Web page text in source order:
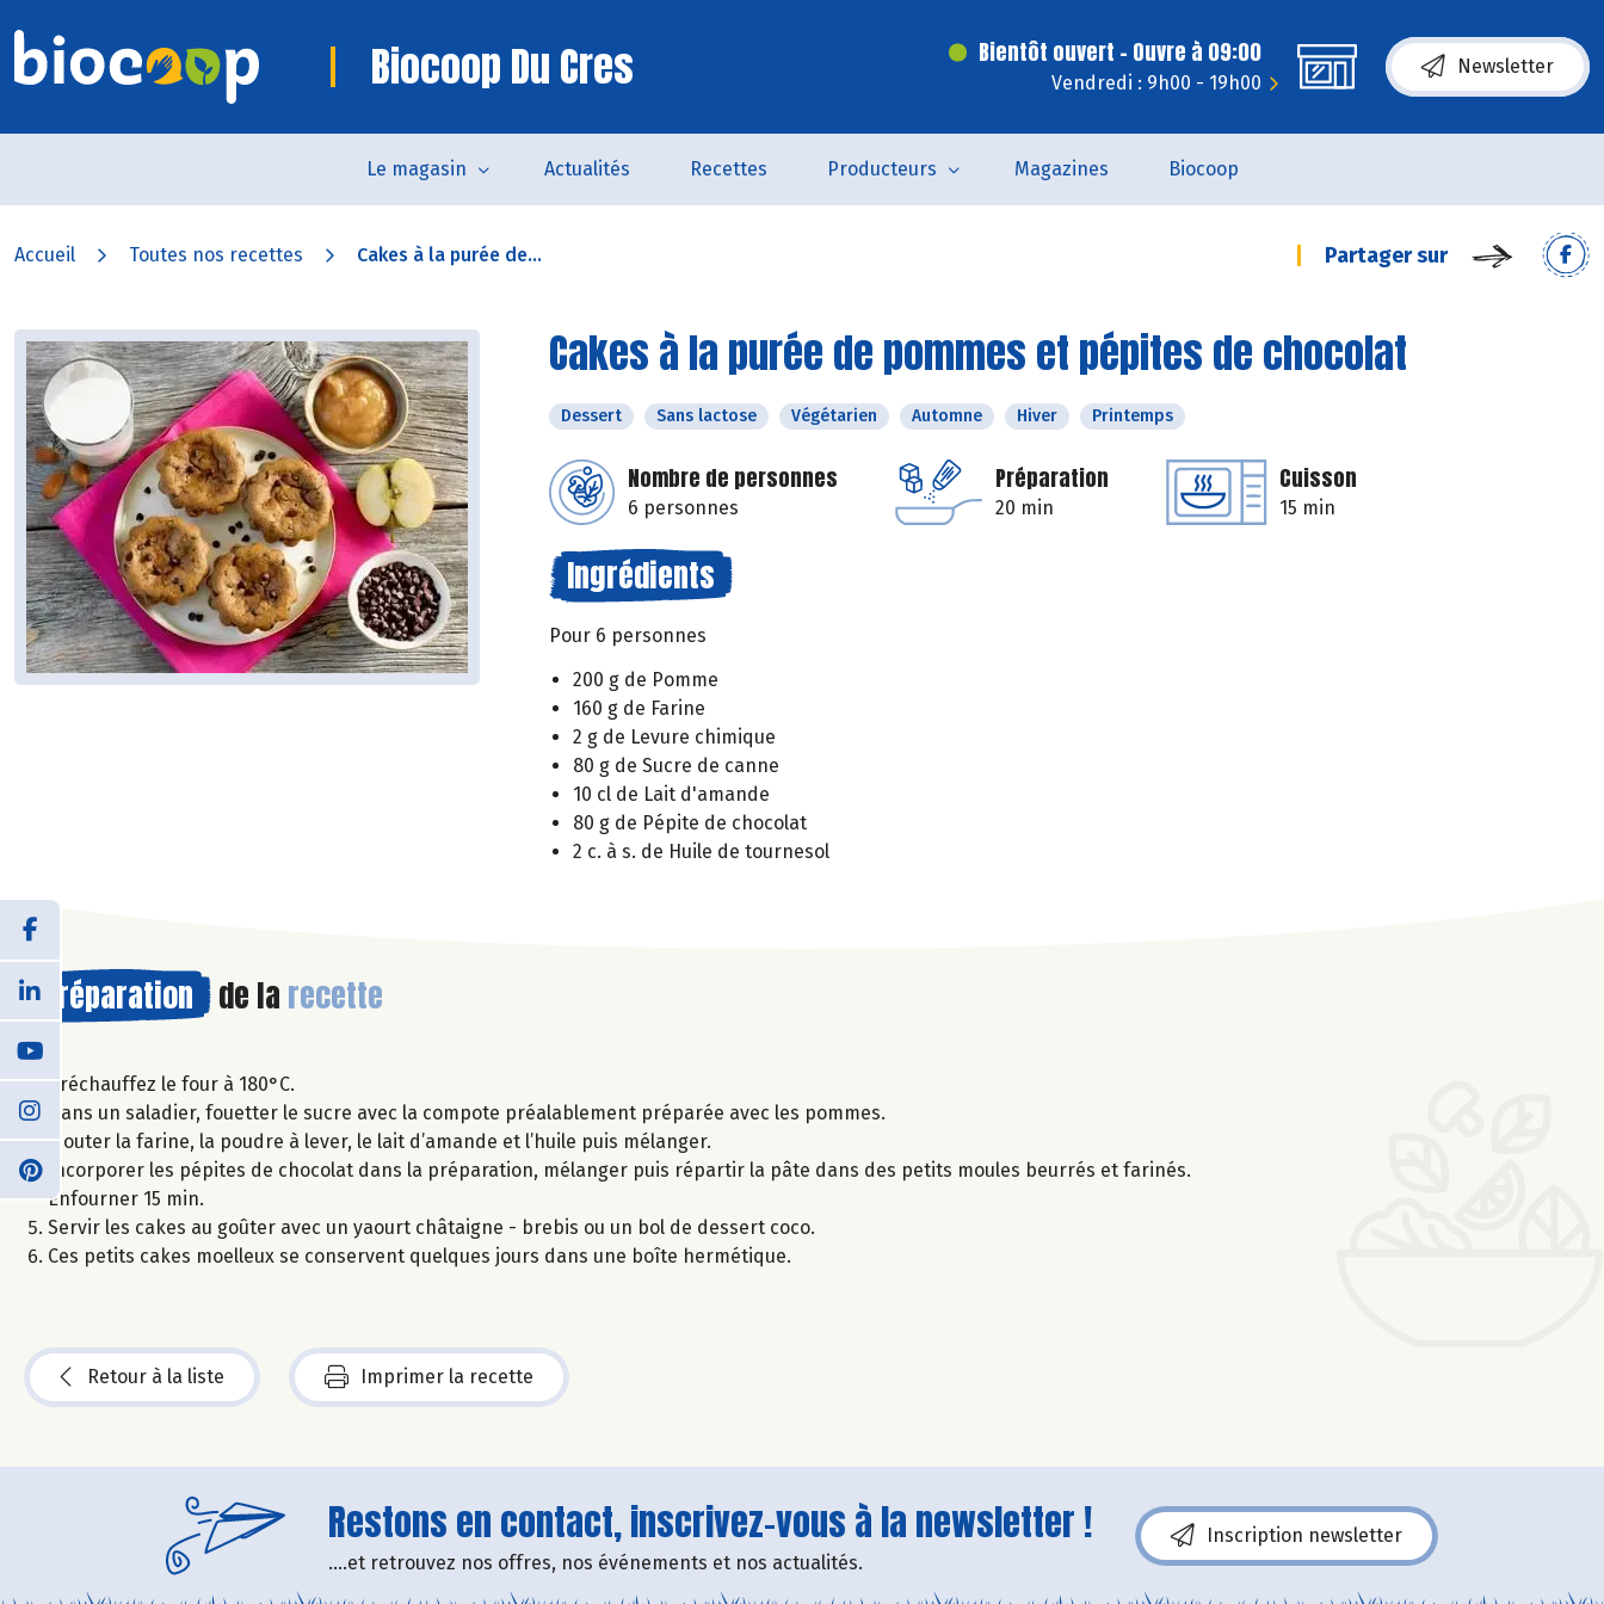
Biocoop Du Cres Bientôt ouvert - Ouvre à 09:00
Vendredi : 9h00 - 19h00
Newsletter
Le magasin Actualités Recettes Producteurs Magazines Biocoop
Accueil Toutes nos recettes Cakes à la purée de... Partager sur
Cakes à la purée de pommes et pépites de chocolat
Dessert Sans lactose Végétarien Automne Hiver Printemps
Nombre de personnes
6 personnes
Préparation
20 min
Cuisson
15 min
Ingrédients
Pour 6 personnes
200 g de Pomme
160 g de Farine
2 g de Levure chimique
80 g de Sucre de canne
10 cl de Lait d'amande
80 g de Pépite de chocolat
2 c. à s. de Huile de tournesol
Préparation de la recette
Préchauffez le four à 180°C.
Dans un saladier, fouetter le sucre avec la compote préalablement préparée avec les pommes.
Ajouter la farine, la poudre à lever, le lait d’amande et l’huile puis mélanger.
Incorporer les pépites de chocolat dans la préparation, mélanger puis répartir la pâte dans des petits moules beurrés et farinés.
Enfourner 15 min.
Servir les cakes au goûter avec un yaourt châtaigne - brebis ou un bol de dessert coco.
Ces petits cakes moelleux se conservent quelques jours dans une boîte hermétique.
Retour à la liste Imprimer la recette
Restons en contact, inscrivez-vous à la newsletter !
....et retrouvez nos offres, nos événements et nos actualités.
Inscription newsletter